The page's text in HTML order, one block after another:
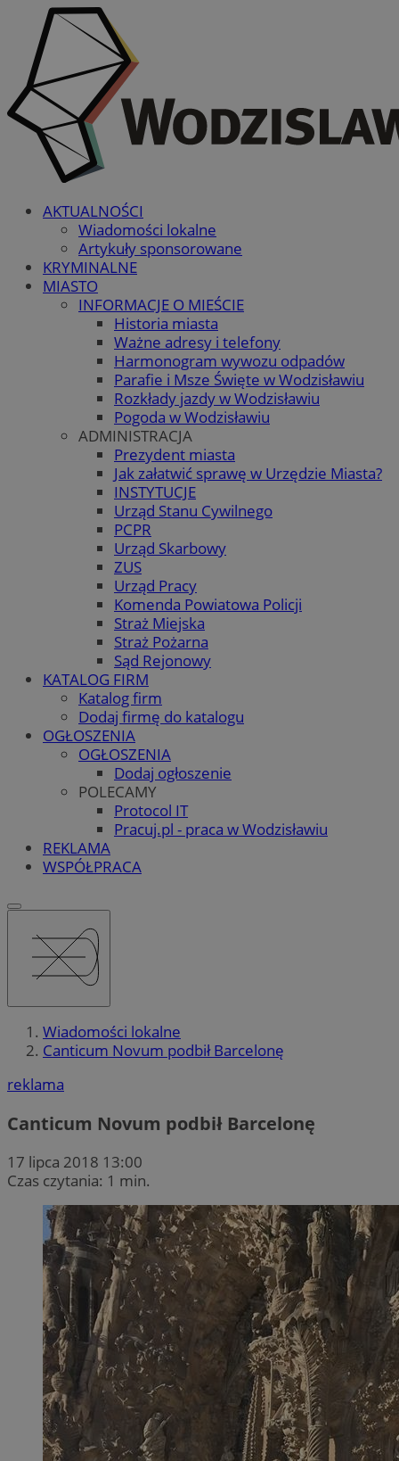
AKTUALNOŚCI
Wiadomości lokalne
Artykuły sponsorowane
KRYMINALNE
MIASTO
INFORMACJE O MIEŚCIE
Historia miasta
Ważne adresy i telefony
Harmonogram wywozu odpadów
Parafie i Msze Święte w Wodzisławiu
Rozkłady jazdy w Wodzisławiu
Pogoda w Wodzisławiu
ADMINISTRACJA
Prezydent miasta
Jak załatwić sprawę w Urzędzie Miasta?
INSTYTUCJE
Urząd Stanu Cywilnego
PCPR
Urząd Skarbowy
ZUS
Urząd Pracy
Komenda Powiatowa Policji
Straż Miejska
Straż Pożarna
Sąd Rejonowy
KATALOG FIRM
Katalog firm
Dodaj firmę do katalogu
OGŁOSZENIA
OGŁOSZENIA
Dodaj ogłoszenie
POLECAMY
Protocol IT
Pracuj.pl - praca w Wodzisławiu
REKLAMA
WSPÓŁPRACA
Wiadomości lokalne
Canticum Novum podbił Barcelonę
reklama
Canticum Novum podbił Barcelonę
17 lipca 2018 13:00
Czas czytania: 1 min.